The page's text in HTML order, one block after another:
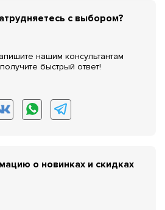
с выбором?
нашим консультантам
быстрый ответ!
о новинках и скидках